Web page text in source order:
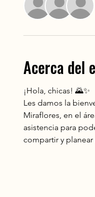
Acerca del
¡Hola, chicas! 🌄✨
Les damos la
Miraflores, en el
asistencia para
compartir y planear